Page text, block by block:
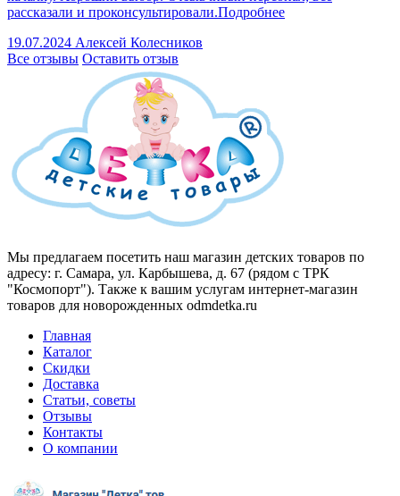
рассказали и проконсультировали.Подробнее
19.07.2024 Алексей Колесников
Все отзывы Оставить отзыв
Мы предлагаем посетить наш магазин детских товаров по
адресу: г. Самара, ул. Карбышева, д. 67 (рядом с ТРК
"Космопорт"). Также к вашим услугам интернет-магазин
товаров для новорожденных odmdetka.ru
Главная
Каталог
Скидки
Доставка
Статьи, советы
Отзывы
Контакты
О компании